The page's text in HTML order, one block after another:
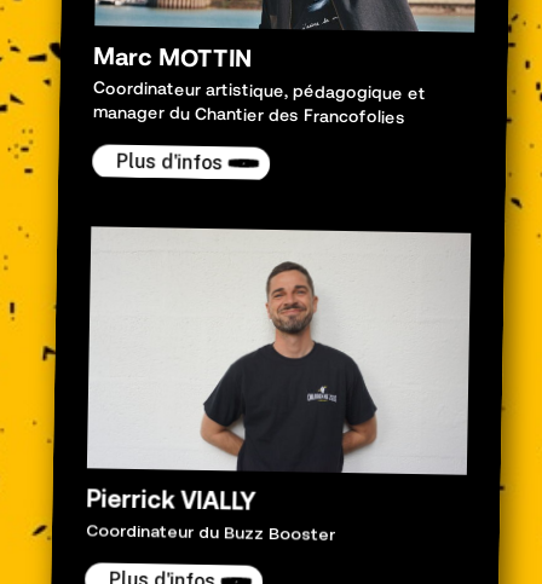
Marc MOTTIN
Coordinateur artistique, pédagogique et
manager du Chantier des Francofolies
Plus d'infos
Pierrick VIALLY
Coordinateur du Buzz Booster